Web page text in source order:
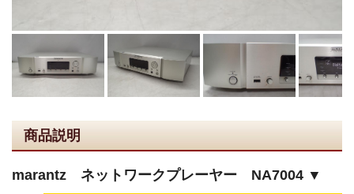
商品説明
marantz ネットワークプレーヤー NA7004 ▼